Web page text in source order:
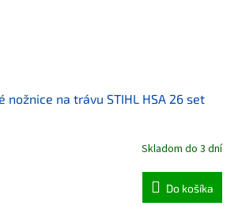
nožnice na trávu STIHL HSA 26 set
Skladom do 3 dní
Do košíka